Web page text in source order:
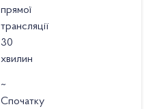
прямої
трансляції
30
хвилин
~
Спочатку